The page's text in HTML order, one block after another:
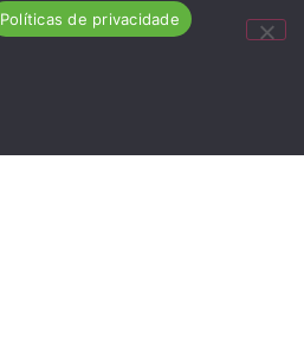
Políticas de privacidade